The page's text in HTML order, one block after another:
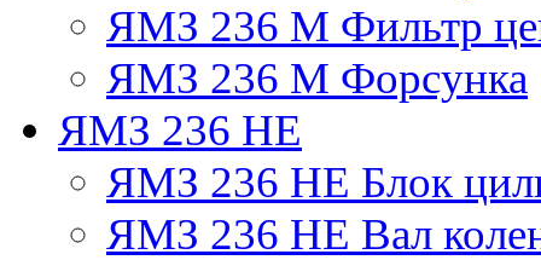
ЯМЗ 236 М Фильтр
ЯМЗ 236 М Форсунка
ЯМЗ 236 НЕ
ЯМЗ 236 НЕ Блок
ЯМЗ 236 НЕ Вал